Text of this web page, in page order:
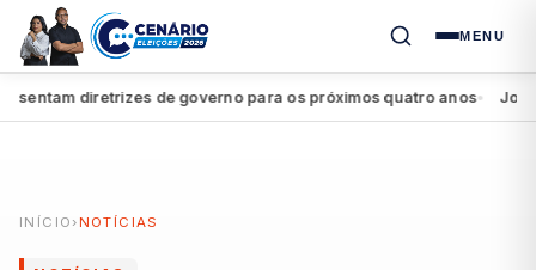
MENU
diretrizes de governo para os próximos quatro anos● João
INÍCIO › NOTÍCIAS